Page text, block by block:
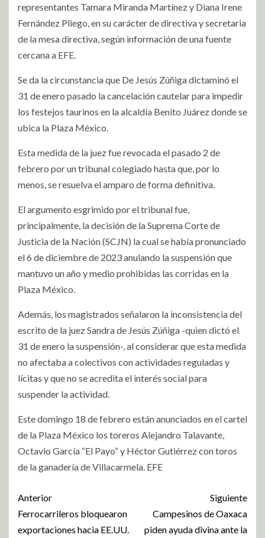
representantes Tamara Miranda Martínez y Diana Irene
Fernández Pliego, en su carácter de directiva y secretaria
de la mesa directiva, según información de una fuente
cercana a EFE.
Se da la circunstancia que De Jesús Zúñiga dictaminó el
31 de enero pasado la cancelación cautelar para impedir
los festejos taurinos en la alcaldía Benito Juárez donde se
ubica la Plaza México.
Esta medida de la juez fue revocada el pasado 2 de
febrero por un tribunal colegiado hasta que, por lo
menos, se resuelva el amparo de forma definitiva.
El argumento esgrimido por el tribunal fue,
principalmente, la decisión de la Suprema Corte de
Justicia de la Nación (SCJN) la cual se había pronunciado
el 6 de diciembre de 2023 anulando la suspensión que
mantuvo un año y medio prohibidas las corridas en la
Plaza México.
Además, los magistrados señalaron la inconsistencia del
escrito de la juez Sandra de Jesús Zúñiga -quien dictó el
31 de enero la suspensión-, al considerar que esta medida
no afectaba a colectivos con actividades reguladas y
lícitas y que no se acredita el interés social para
suspender la actividad.
Este domingo 18 de febrero están anunciados en el cartel
de la Plaza México los toreros Alejandro Talavante,
Octavio García “El Payo” y Héctor Gutiérrez con toros
de la ganadería de Villacarmela. EFE
Anterior
Ferrocarrileros bloquearon
exportaciones hacia EE.UU.
Siguiente
Campesinos de Oaxaca
piden ayuda divina ante la